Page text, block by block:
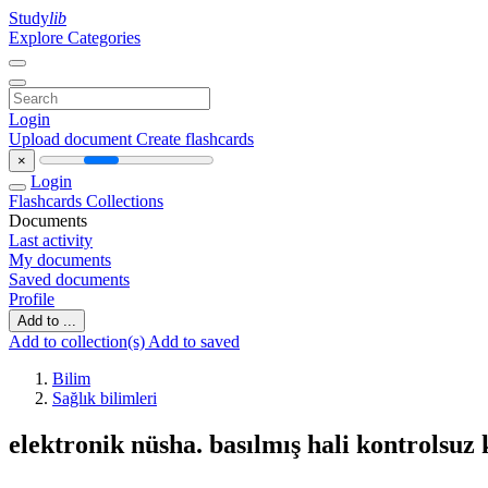
Studylib
Explore Categories
Login
Upload document Create flashcards
×
Login
Flashcards Collections
Documents
Last activity
My documents
Saved documents
Profile
Add to ...
Add to collection(s) Add to saved
Bilim
Sağlık bilimleri
elektronik nüsha. basılmış hali kontrolsuz